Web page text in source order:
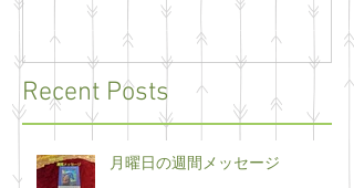
Recent Posts
月曜日の週間メッセージ